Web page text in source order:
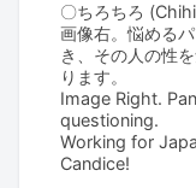
〇ちろちろ
画像右。悩める
き、その人の性
ります。
Image Right.
questioning.
Working for
Candice!